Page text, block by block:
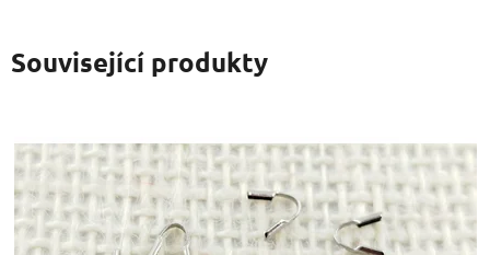
Související produkty